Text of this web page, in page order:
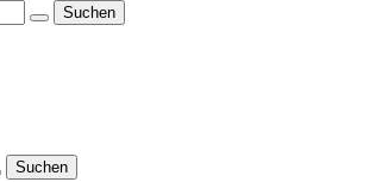
Suchen
Suchen